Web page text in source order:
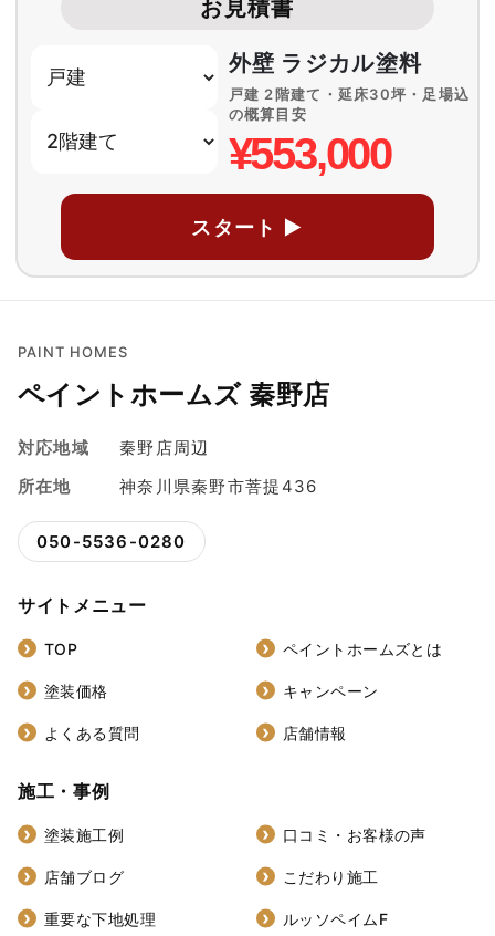
お見積書
外壁 ラジカル塗料
戸建 2階建て・延床30坪・足場込
の概算目安
¥553,000
スタート ▶
PAINT HOMES
ペイントホームズ 秦野店
対応地域
秦野店周辺
所在地
神奈川県秦野市菩提436
050-5536-0280
サイトメニュー
TOP ペイントホームズとは
塗装価格 キャンペーン
よくある質問 店舗情報
施工・事例
塗装施工例 口コミ・お客様の声
店舗ブログ こだわり施工
重要な下地処理 ルッソペイムF